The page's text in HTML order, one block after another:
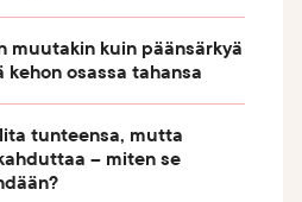
muutakin kuin päänsärkyä
kehon osassa tahansa
tunteensa, mutta
– miten se